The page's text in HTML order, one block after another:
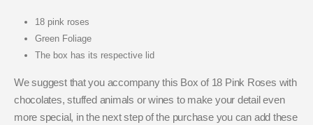
18 pink roses
Green Foliage
The box has its respective lid
We suggest that you accompany this Box of 18 Pink Roses with
chocolates, stuffed animals or wines to make your detail even
more special, in the next step of the purchase you can add these